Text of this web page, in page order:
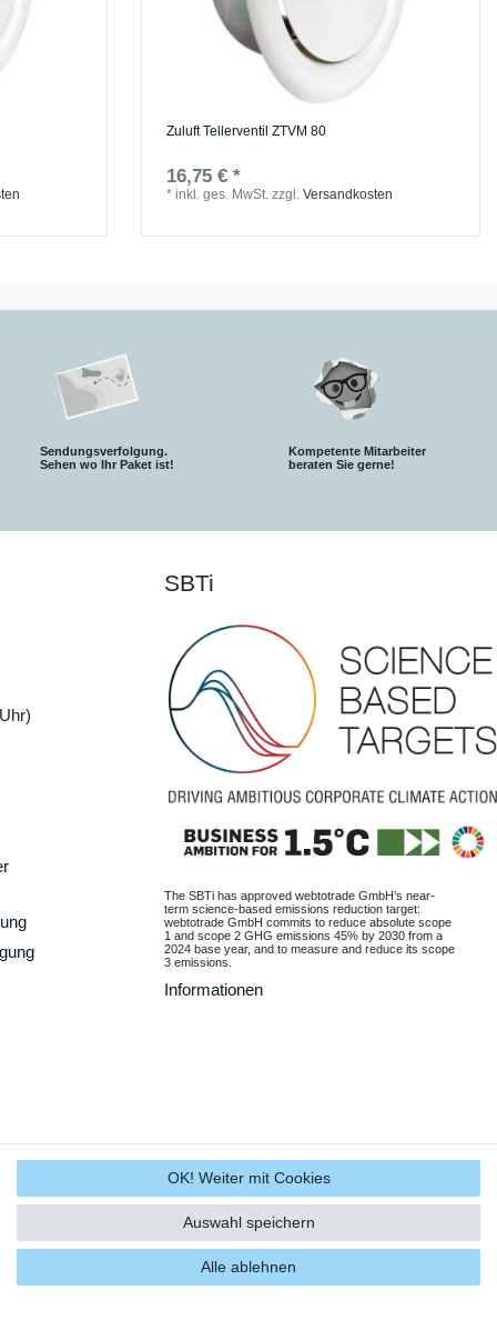
Zuluft Tellerventil ZTVM 80
16,75 € *
*inkl. ges. MwSt. zzgl.Versandkosten
Sendungsverfolgung.
Sehen wo Ihr Paket ist!
Kompetente Mitarbeiter
beraten Sie gerne!
SBTi
The SBTi has approved webtotrade GmbH’s near-
term science-based emissions reduction target:
webtotrade GmbH commits to reduce absolute scope
1 and scope 2 GHG emissions 45% by 2030 from a
2024 base year, and to measure and reduce its scope
3 emissions.
Informationen
OK! Weiter mit Cookies
Alle ablehnen
Auswahl speichern